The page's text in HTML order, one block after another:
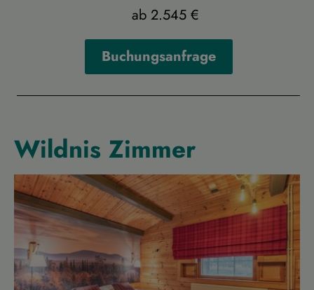
ab 2.545 €
Buchungsanfrage
Wildnis Zimmer